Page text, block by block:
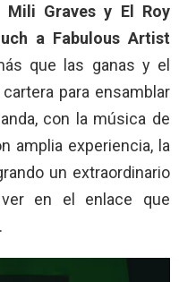
Mili Graves y El Roy
a Fabulous Artist
que las ganas y el
para ensamblar
con la música de
amplia experiencia, la
un extraordinario
en el enlace que